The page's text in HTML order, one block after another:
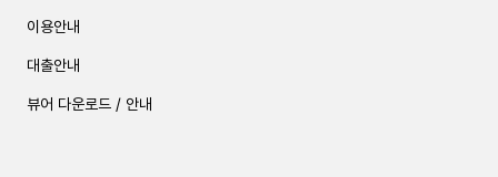
이용안내
대출안내
뷰어 다운로드 / 안내